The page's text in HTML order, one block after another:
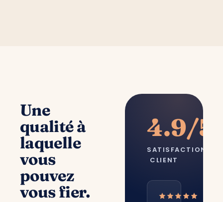
Une
qualité à
laquelle
vous
pouvez
vous fier.
4.9/5
SATISFACTION
CLIENT